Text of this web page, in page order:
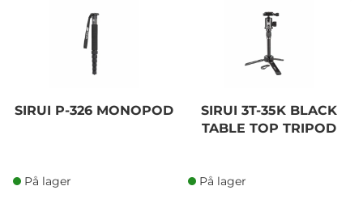
SIRUI P-326 MONOPOD
På lager
SIRUI 3T-35K BLACK
TABLE TOP TRIPOD
På lager